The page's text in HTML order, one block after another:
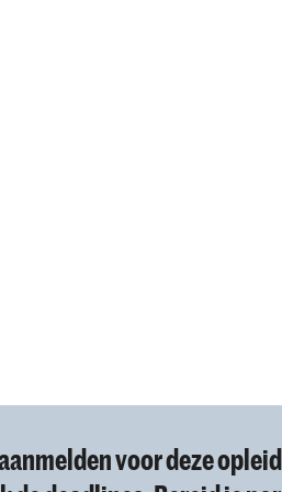
voor deze